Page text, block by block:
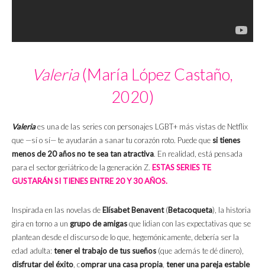
Valeria(María López Castaño,
2020)
Valeriaes una de las series con personajes LGBT+ más vistas de Netflix
que —sí o sí— te ayudarán a sanar tu corazón roto. Puede que si tienes
menos de 20 años no te sea tan atractiva. En realidad, está pensada
para el sector geriátrico de la generación Z. ESTAS SERIES TE
GUSTARÁN SI TIENES ENTRE 20 Y 30 AÑOS.
Inspirada en las novelas de Elísabet Benavent(Betacoqueta), la historia
gira en torno a un grupo de amigasque lidian con las expectativas que se
plantean desde el discurso de lo que, hegemónicamente, debería ser la
edad adulta: tener el trabajo de tus sueños (que además te dé dinero),
disfrutar del éxito, comprar una casa propia, tener una pareja estable